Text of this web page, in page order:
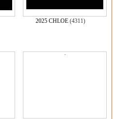
2025 CHLOE (4311)